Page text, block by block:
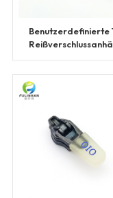
Benutzerdefinierte